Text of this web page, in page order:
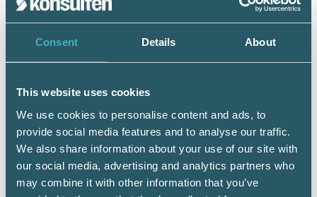
Consent Details About
This website uses cookies
We use cookies to personalise content and ads, to
provide social media features and to analyse our traffic.
We also share information about your use of our site with
our social media, advertising and analytics partners who
may combine it with other information that you’ve
En prenumeration ingår för dig som är
medlem/ansluten till Srf konsulterna. Du loggar in
med BankID eller samma lösenord som du har på
Mobilt BankID
Personnummer(ÅÅÅÅMMDDNNNN)